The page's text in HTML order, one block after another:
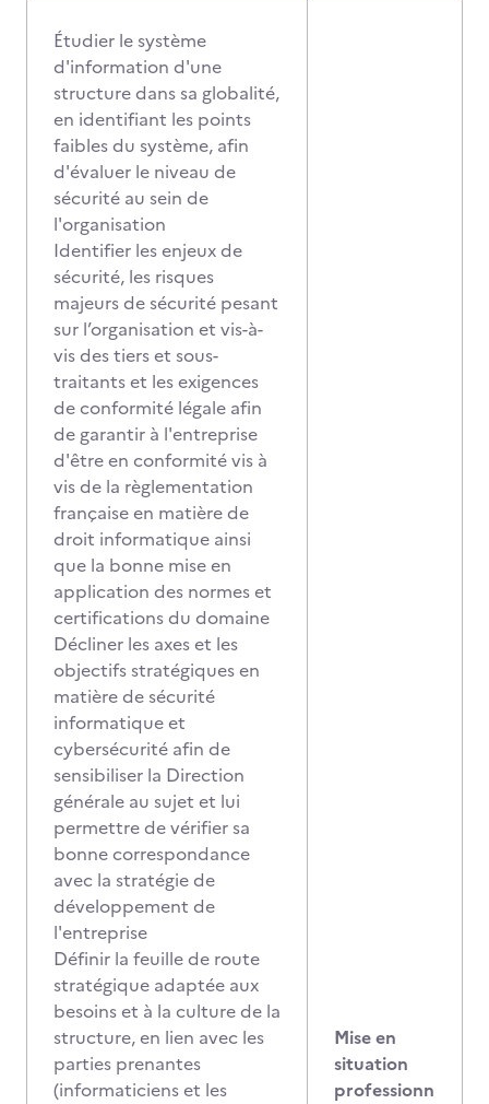
Étudier le système
d'information d'une
structure dans sa globalité,
en identifiant les points
faibles du système, afin
d'évaluer le niveau de
sécurité au sein de
l'organisation
Identifier les enjeux de
sécurité, les risques
majeurs de sécurité pesant
sur l’organisation et vis-à-
vis des tiers et sous-
traitants et les exigences
de conformité légale afin
de garantir à l'entreprise
d'être en conformité vis à
vis de la règlementation
française en matière de
droit informatique ainsi
que la bonne mise en
application des normes et
certifications du domaine
Décliner les axes et les
objectifs stratégiques en
matière de sécurité
informatique et
cybersécurité afin de
sensibiliser la Direction
générale au sujet et lui
permettre de vérifier sa
bonne correspondance
avec la stratégie de
développement de
l'entreprise
Définir la feuille de route
stratégique adaptée aux
besoins et à la culture de la
structure, en lien avec les
parties prenantes
(informaticiens et les
Mise en
situation
professionn